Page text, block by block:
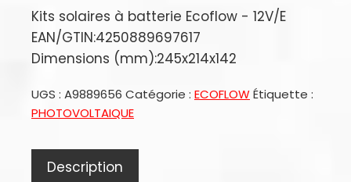
Kits solaires à batterie Ecoflow - 12V/E
EAN/GTIN:4250889697617
Dimensions (mm):245x214x142
UGS : A9889656 Catégorie : ECOFLOWÉtiquette :
PHOTOVOLTAIQUE
Description